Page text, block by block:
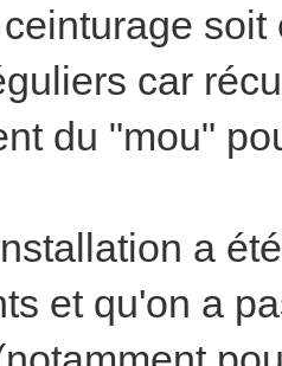
car
du "mou"
a
et qu'on a